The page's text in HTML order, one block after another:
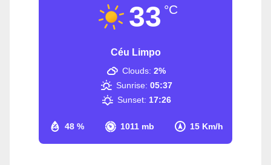
33 °C
Céu Limpo
48 % 1011 mb 15 Km/h
Clouds: 2%
Sunrise: 05:37
Sunset: 17:26